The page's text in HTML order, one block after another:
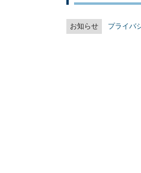
お知らせ プライバ